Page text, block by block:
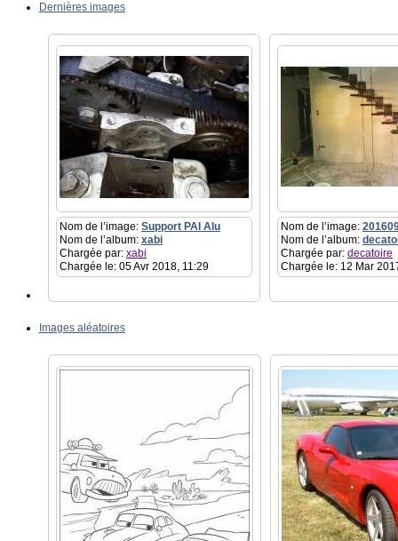
Dernières images
Nom de l’image: Support PAI Alu
Nom de l’album: xabi
Chargée par: xabi
Chargée le: 05 Avr 2018, 11:29
Nom de l’image:
Nom de l’album:
Chargée par: decatoire
Chargée le: 12 Mar
Images aléatoires